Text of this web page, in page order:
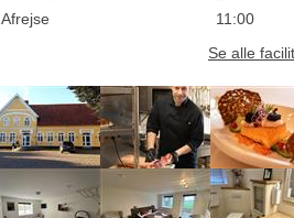
Afrejse
11:00
Se alle